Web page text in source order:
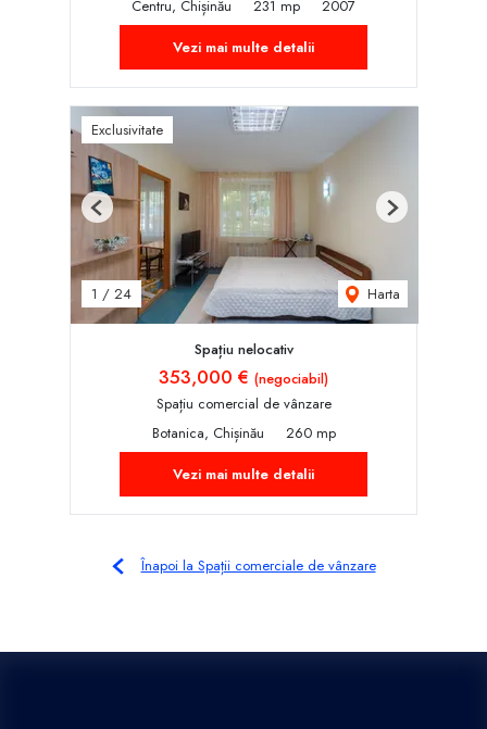
Centru, Chișinău
231 mp
2007
Vezi mai multe detalii
Exclusivitate
1 / 24 Harta
Previous Next
Spațiu nelocativ
353,000 € (negociabil)
Spațiu comercial de vânzare
Botanica, Chișinău
260 mp
Vezi mai multe detalii
Înapoi la Spații comerciale de vânzare